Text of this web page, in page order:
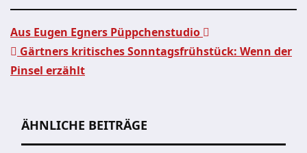
Beitragsnavigation
Aus Eugen Egners Püppchenstudio
Gärtners kritisches Sonntagsfrühstück: Wenn der
Pinsel erzählt
ÄHNLICHE BEITRÄGE